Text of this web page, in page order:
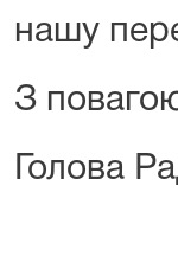
нашу
З
Голова